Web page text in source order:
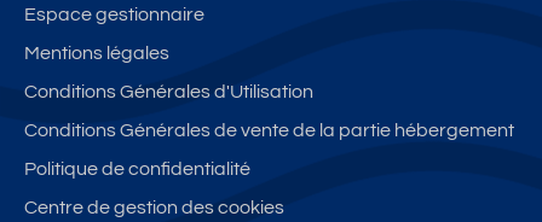
Espace gestionnaire
Mentions légales
Conditions Générales d'Utilisation
Conditions Générales de vente de la partie hébergement
Politique de confidentialité
Centre de gestion des cookies